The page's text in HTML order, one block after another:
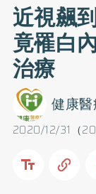
近視飆
竟罹白
治療
2020/12/31（
健康